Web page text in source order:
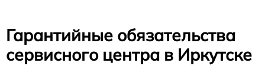
Гарантийные обязательства
сервисного центра в Иркутске